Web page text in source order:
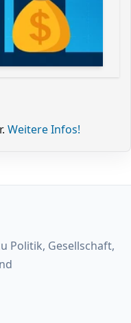
Weitere Infos!
Politik, Gesellschaft,